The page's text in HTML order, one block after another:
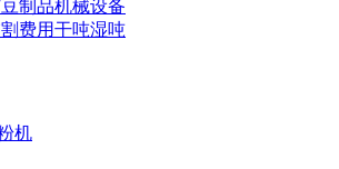
制品机械设备
费用干吨湿吨